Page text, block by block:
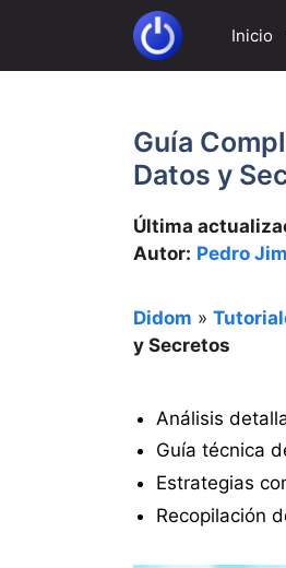
contenido
Inicio
Guía
Datos y
Última
Autor: Pedro
Didom »
y Secretos
Análisis
Guía técnica
Estrategias
Recopilación